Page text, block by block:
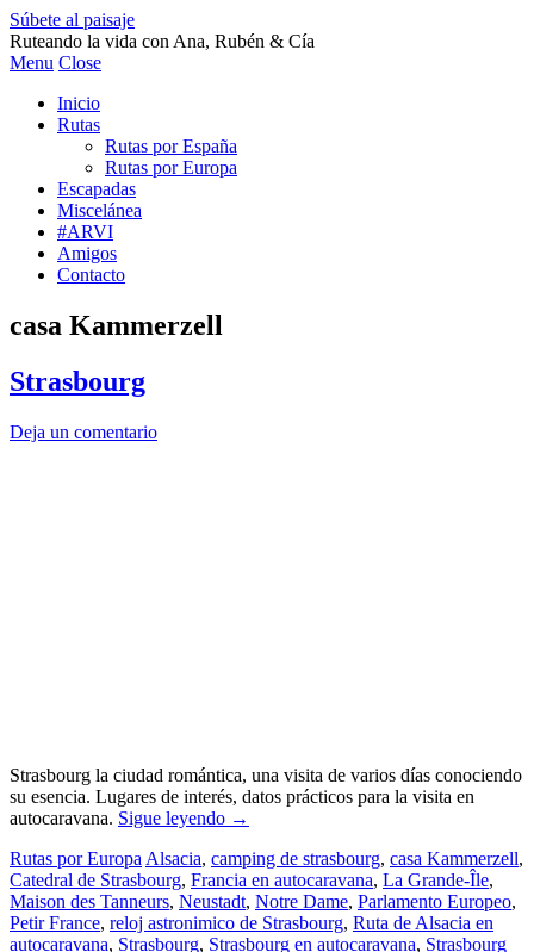
Súbete al paisaje
Ruteando la vida con Ana, Rubén & Cía
Menu Close
Inicio
Rutas
Rutas por España
Rutas por Europa
Escapadas
Miscelánea
#ARVI
Amigos
Contacto
casa Kammerzell
Strasbourg
Deja un comentario
Strasbourg la ciudad romántica, una visita de varios días conociendo
su esencia. Lugares de interés, datos prácticos para la visita en
autocaravana. Sigue leyendo →
Rutas por Europa Alsacia, camping de strasbourg, casa Kammerzell,
Catedral de Strasbourg, Francia en autocaravana, La Grande-Île,
Maison des Tanneurs, Neustadt, Notre Dame, Parlamento Europeo,
Petir France, reloj astronimico de Strasbourg, Ruta de Alsacia en
autocaravana, Strasbourg, Strasbourg en autocaravana, Strasbourg